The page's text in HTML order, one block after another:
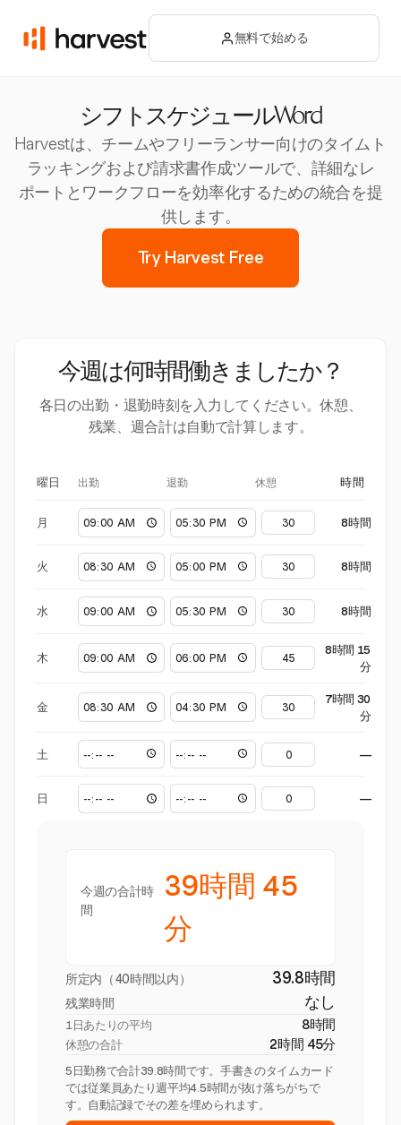
無料で始める
シフトスケジュールWord
Harvestは、チームやフリーランサー向けのタイムト
ラッキングおよび請求書作成ツールで、詳細なレ
ポートとワークフローを効率化するための統合を提
供します。
Try Harvest Free
今週は何時間働きましたか？
各日の出勤・退勤時刻を入力してください。休憩、
残業、週合計は自動で計算します。
曜日 出勤 退勤 休憩 時間
月 8時間
火 8時間
水 8時間
木
8時間 15
分
金
7時間 30
分
土 —
日 —
今週の合計時
間
39時間 45
分
所定内（40時間以内） 39.8時間
残業時間 なし
1日あたりの平均 8時間
休憩の合計 2時間 45分
5日勤務で合計39.8時間です。手書きのタイムカード
では従業員あたり週平均4.5時間が抜け落ちがちで
す。自動記録でその差を埋められます。